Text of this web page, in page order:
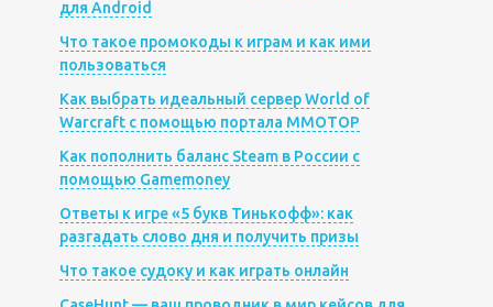
для Android
Что такое промокоды к играм и как ими
пользоваться
Как выбрать идеальный сервер World of
Warcraft с помощью портала MMOTOP
Как пополнить баланс Steam в России с
помощью Gamemoney
Ответы к игре «5 букв Тинькофф»: как
разгадать слово дня и получить призы
Что такое судоку и как играть онлайн